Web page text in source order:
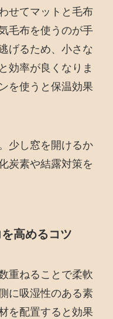
せてマットと毛布
毛布を使うのが手
げるため、小さな
効率が良くなりま
を使うと保温効果
少し窓を開けるか
炭素や結露対策を
高めるコツ
重ねることで柔軟
に吸湿性のある素
を配置すると効果